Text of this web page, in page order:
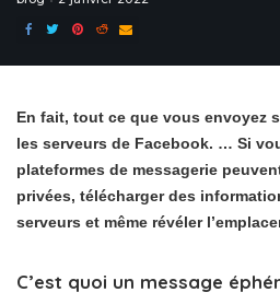
En fait, tout ce que vous envoyez
les serveurs de Facebook. … Si
plateformes de messagerie
privées, télécharger des
serveurs et même révéler
C’est quoi un message